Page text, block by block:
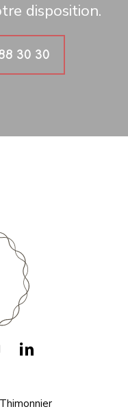
disposition.
30 30